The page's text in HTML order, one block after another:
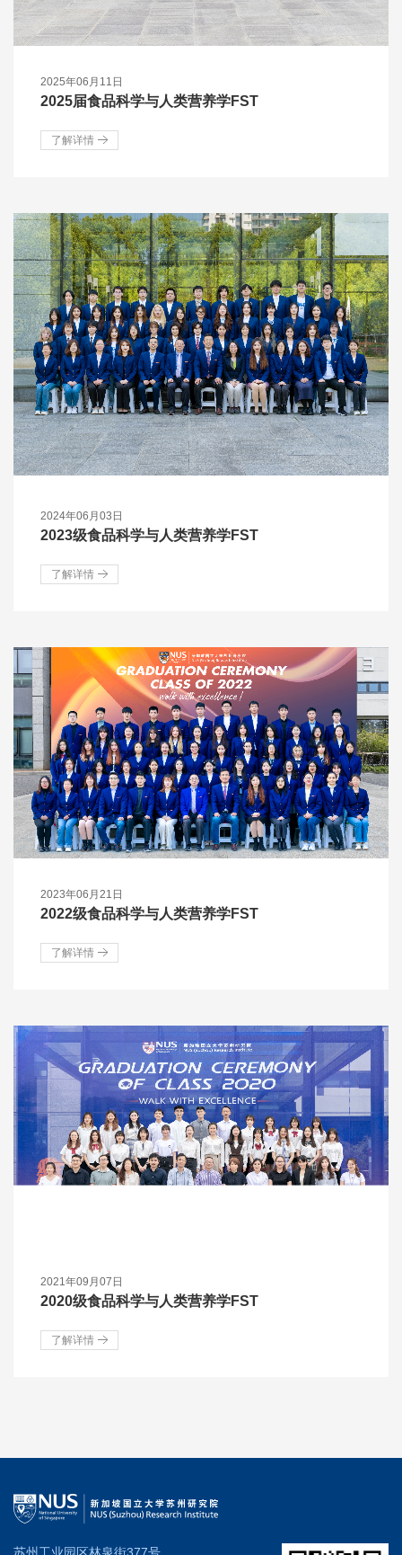
2025年06月11日
2025届食品科学与人类营养学FST
了解详情
2024年06月03日
2023级食品科学与人类营养学FST
了解详情
2023年06月21日
2022级食品科学与人类营养学FST
了解详情
2021年09月07日
2020级食品科学与人类营养学FST
了解详情